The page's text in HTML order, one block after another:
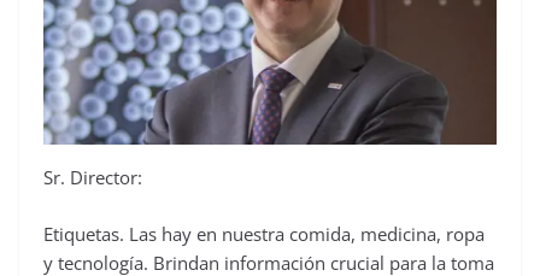
Sr. Director:
Etiquetas. Las hay en nuestra comida, medicina, ropa
y tecnología. Brindan información crucial para la toma